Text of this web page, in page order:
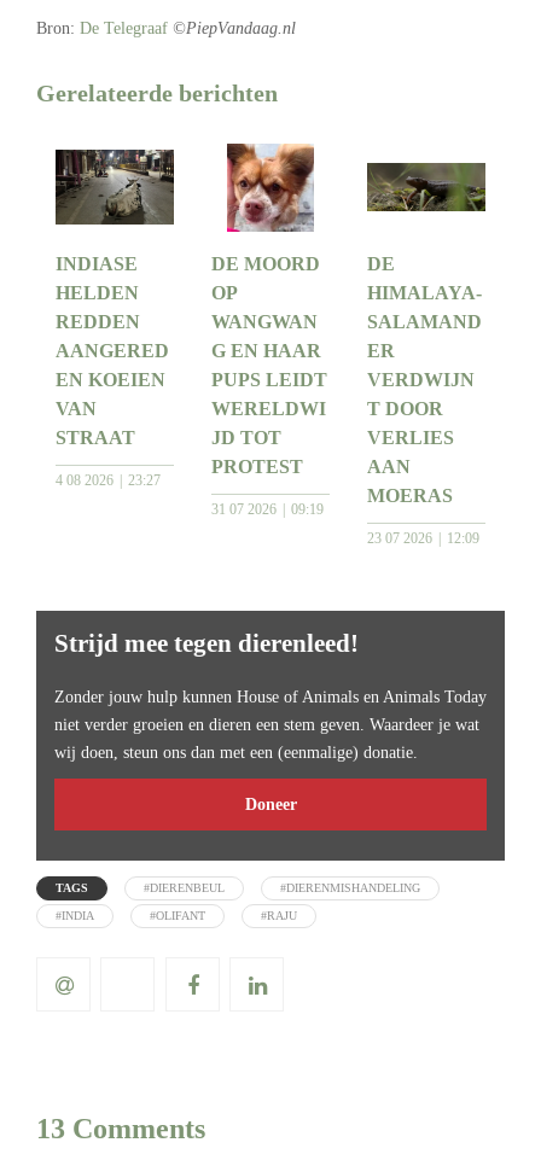
Bron: De Telegraaf ©PiepVandaag.nl
Gerelateerde berichten
INDIASE
HELDEN
REDDEN
AANGERED
EN KOEIEN
VAN
STRAAT
4 08 2026 23:27
DE MOORD
OP
WANGWAN
G EN HAAR
PUPS LEIDT
WERELDWI
JD TOT
PROTEST
31 07 2026 09:19
DE
HIMALAYA-
SALAMAND
ER
VERDWIJN
T DOOR
VERLIES
AAN
MOERAS
23 07 2026 12:09
Strijd mee tegen dierenleed!
Zonder jouw hulp kunnen House of Animals en Animals Today
niet verder groeien en dieren een stem geven. Waardeer je wat
wij doen, steun ons dan met een (eenmalige) donatie.
Doneer
TAGS #DIERENBEUL #DIERENMISHANDELING
#INDIA #OLIFANT #RAJU
13 Comments